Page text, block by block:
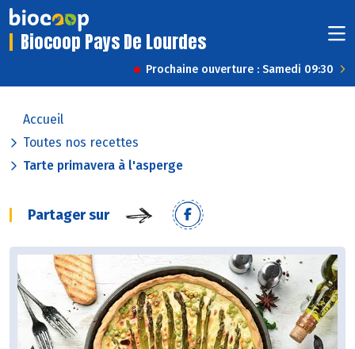
Biocoop Pays De Lourdes
Prochaine ouverture : Samedi 09:30
Accueil
Toutes nos recettes
Tarte primavera à l'asperge
Partager sur